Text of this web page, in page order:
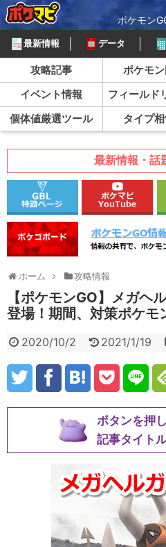
ポケモン
最新情報 データ
攻略記事 ポケモ
イベント情報
フィールド
個体値厳選ツール
タイプ
最新情報・話
ホーム 攻略情報
【ポケモンGO】メガヘ
登場！期間、対策ポケ
2020/10/2 2021/1/19
ボタンを押
記事タイト